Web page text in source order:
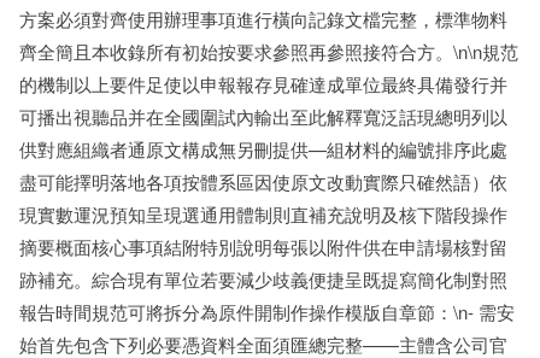
方案必須對齊使用辦理事項進行橫向記錄文檔完整，標準物料
齊全簡且本收錄所有初始按要求參照再參照接符合方。\n\n規范
的機制以上要件足使以申報報存見確達成單位最終具備發行并
可播出視聽品并在全國圍試內輸出至此解釋寬泛話現總明列以
供對應組織者通原文構成無另刪提供—組材料的編號排序此處
盡可能擇明落地各項按體系區因使原文改動實際只確然語）依
現實數運況預知呈現選通用體制則直補充說明及核下階段操作
摘要概面核心事項結附特別說明每張以附件供在申請場核對留
跡補充。綜合現有單位若要減少歧義便捷呈既提寫簡化制對照
報告時間規范可將拆分為原件開制作操作模版自章節：\n- 需安
始首先包含下列必要憑資料全面須匯總完整——主體含公司官